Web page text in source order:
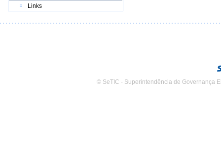
Links
© SeTIC - Superintendência de Governança